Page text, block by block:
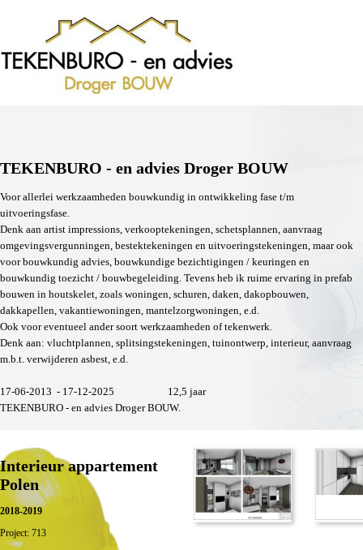
TEKENBURO - en advies Droger BOUW
Voor allerlei werkzaamheden bouwkundig in ontwikkeling fase t/m
uitvoeringsfase.
Denk aan artist impressions, verkooptekeningen, schetsplannen, aanvraag
omgevingsvergunningen, bestektekeningen en uitvoeringstekeningen, maar ook
voor bouwkundig advies, bouwkundige bezichtigingen / keuringen en
bouwkundig toezicht / bouwbegeleiding. Tevens heb ik ruime ervaring in prefab
bouwen in houtskelet, zoals woningen, schuren, daken, dakopbouwen,
dakkapellen, vakantiewoningen, mantelzorgwoningen, e.d.
Ook voor eventueel ander soort werkzaamheden of tekenwerk.
Denk aan: vluchtplannen, splitsingstekeningen, tuinontwerp, interieur, aanvraag
m.b.t. verwijderen asbest, e.d.
17-06-2013 - 17-12-2025 12,5 jaar
TEKENBURO - en advies Droger BOUW.
Interieur appartement
Polen
2018-2019
Project: 713